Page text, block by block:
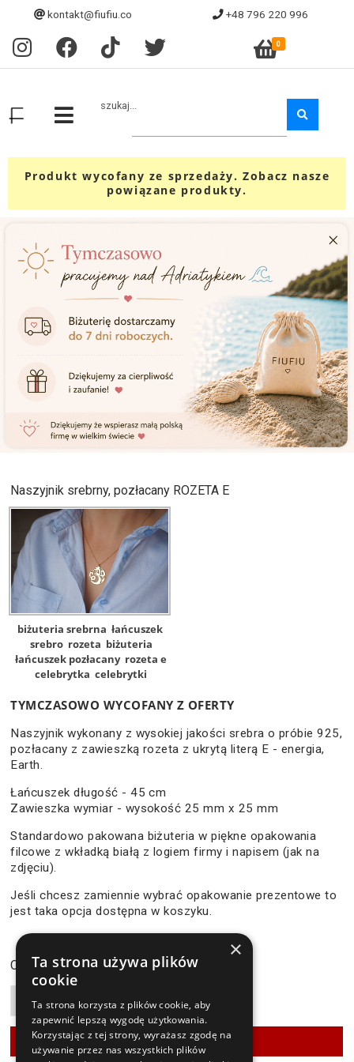
kontakt@fiufiu.co +48 796 220 996
0
szukaj...
Produkt wycofany ze sprzedaży. Zobacz nasze
powiązane produkty.
Naszyjnik srebrny, pozłacany ROZETA E
biżuteria srebrna łańcuszek
srebro rozeta biżuteria
łańcuszek pozłacany rozeta e
celebrytka celebrytki
TYMCZASOWO WYCOFANY Z OFERTY
Naszyjnik wykonany z wysokiej jakości srebra o próbie 925,
pozłacany z zawieszką rozeta z ukrytą literą E - energia,
Earth.
Łańcuszek długość - 45 cm
Zawieszka wymiar - wysokość 25 mm x 25 mm
Standardowo pakowana biżuteria w piękne opakowania
filcowe z wkładką białą z logiem firmy i napisem (jak na
zdjęciu).
Jeśli chcesz zamiennie wybrać opakowanie prezentowe to
jest taka opcja dostępna w koszyku.
Cena: 119,90 zł ×
Ta strona używa plików
cookie
Ta strona korzysta z plików cookie, aby
zapewnić lepszą wygodę użytkowania.
Korzystając z tej strony, wyrażasz zgodę na
używanie przez nas wszystkich plików